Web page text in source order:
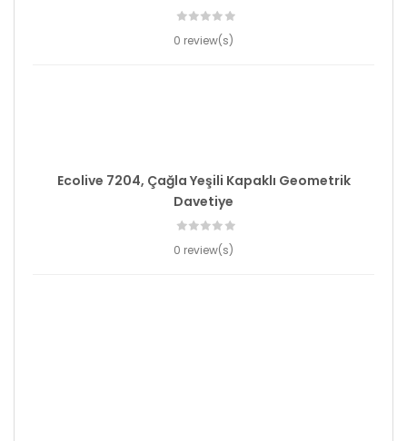
0 review(s)
Ecolive 7204, Çağla Yeşili Kapaklı Geometrik
Davetiye
0 review(s)